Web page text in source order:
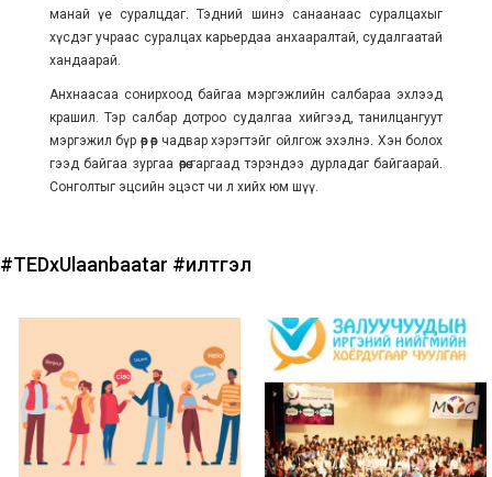
манай үе суралцдаг. Тэдний шинэ санаанаас суралцахыг
хүсдэг учраас суралцах карьердаа анхааралтай, судалгаатай
хандаарай.
Анхнаасаа сонирхоод байгаа мэргэжлийн салбараа эхлээд
крашил. Тэр салбар дотроо судалгаа хийгээд, танилцангуут
мэргэжил бүр өөр өөр чадвар хэрэгтэйг ойлгож эхэлнэ. Хэн болох
гээд байгаа зургаа өөрөө гаргаад тэрэндээ дурладаг байгаарай.
Сонголтыг эцсийн эцэст чи л хийх юм шүү.
#TEDxUlaanbaatar #илтгэл